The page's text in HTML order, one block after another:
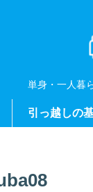
単身・一人暮
引っ越しの